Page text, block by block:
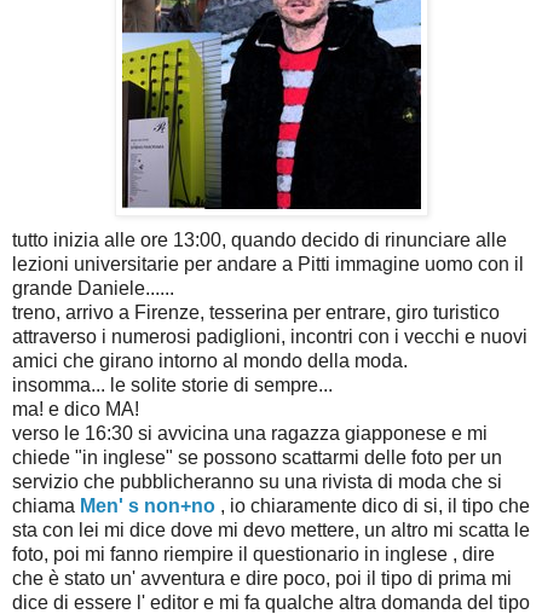
tutto inizia alle ore 13:00, quando decido di rinunciare alle
lezioni universitarie per andare a Pitti immagine uomo con il
grande Daniele......
treno, arrivo a Firenze, tesserina per entrare, giro turistico
attraverso i numerosi padiglioni, incontri con i vecchi e nuovi
amici che girano intorno al mondo della moda.
insomma... le solite storie di sempre...
ma! e dico MA!
verso le 16:30 si avvicina una ragazza giapponese e mi
chiede "in inglese" se possono scattarmi delle foto per un
servizio che pubblicheranno su una rivista di moda che si
chiama Men' s non+no , io chiaramente dico di si, il tipo che
sta con lei mi dice dove mi devo mettere, un altro mi scatta le
foto, poi mi fanno riempire il questionario in inglese , dire
che è stato un' avventura e dire poco, poi il tipo di prima mi
dice di essere l' editor e mi fa qualche altra domanda del tipo